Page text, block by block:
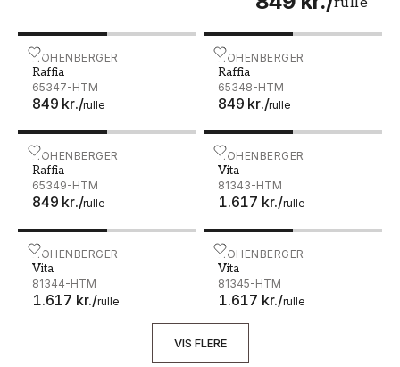
HOHENBERGER
Raffia
65347-HTM
849 kr./rulle
Raffia - 65347-HTM HOHENBERGER
Raffia
65348-HTM
849 kr./rulle
Raffia - 65348-HTM
HOHENBERGER
Raffia
65349-HTM
849 kr./rulle
Raffia - 65349-HTM HOHENBERGER
Vita
81343-HTM
1.617 kr./rulle
Vita - 81343-HTM
HOHENBERGER
Vita
81344-HTM
1.617 kr./rulle
Vita - 81344-HTM HOHENBERGER
Vita
81345-HTM
1.617 kr./rulle
Vita - 81345-HTM
VIS FLERE